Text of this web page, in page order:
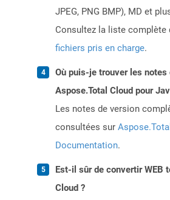
JPEG, PNG BMP), MD et
Consultez la liste complète
fichiers pris en charge.
Où puis-je trouver les notes
Aspose.Total Cloud pour
Les notes de version
consultées sur
Documentation.
Est-il sûr de convertir WEB
Cloud ?